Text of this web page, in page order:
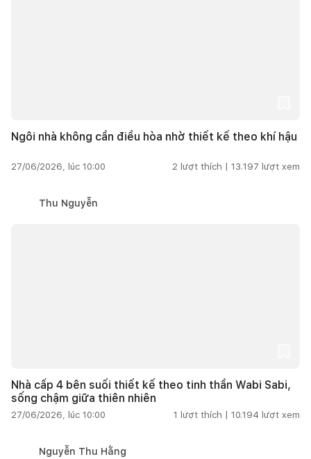
Ngôi nhà không cần điều hòa nhờ thiết kế theo khí hậu
27/06/2026, lúc 10:00 2 lượt thích | 13.197 lượt xem
Thu Nguyễn
Nhà cấp 4 bên suối thiết kế theo tinh thần Wabi Sabi,
sống chậm giữa thiên nhiên
27/06/2026, lúc 10:00 1 lượt thích | 10.194 lượt xem
Nguyễn Thu Hằng